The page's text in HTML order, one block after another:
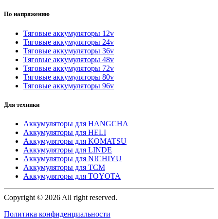
По напряжению
Тяговые аккумуляторы 12v
Тяговые аккумуляторы 24v
Тяговые аккумуляторы 36v
Тяговые аккумуляторы 48v
Тяговые аккумуляторы 72v
Тяговые аккумуляторы 80v
Тяговые аккумуляторы 96v
Для техники
Аккумуляторы для HANGCHA
Аккумуляторы для HELI
Аккумуляторы для KOMATSU
Аккумуляторы для LINDE
Аккумуляторы для NICHIYU
Аккумуляторы для TCM
Аккумуляторы для TOYOTA
Copyright © 2026 All right reserved.
Политика конфиденциальности